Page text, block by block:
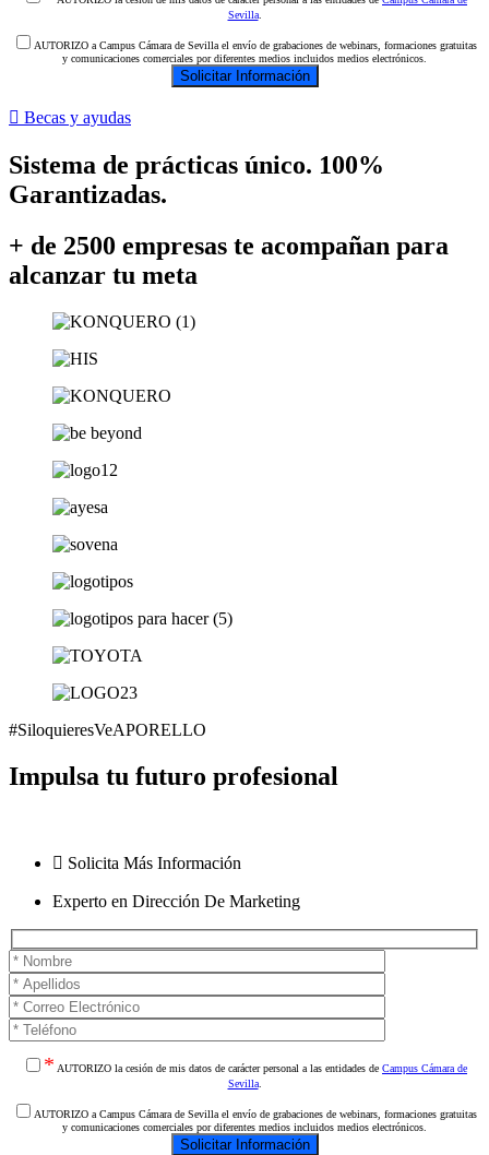
Sevilla.
AUTORIZO a Campus Cámara de Sevilla el envío de grabaciones de webinars, formaciones gratuitas
y comunicaciones comerciales por diferentes medios incluidos medios electrónicos.
Becas y ayudas
Sistema de prácticas único. 100%
Garantizadas.
+ de 2500 empresas te acompañan para
alcanzar tu meta
#SiloquieresVeAPORELLO
Impulsa tu futuro profesional
Solicita Más Información
Experto en Dirección De Marketing
* AUTORIZO la cesión de mis datos de carácter personal a las entidades de Campus Cámara de
Sevilla.
AUTORIZO a Campus Cámara de Sevilla el envío de grabaciones de webinars, formaciones gratuitas
y comunicaciones comerciales por diferentes medios incluidos medios electrónicos.